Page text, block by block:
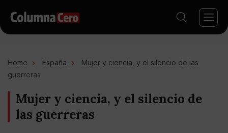
Home España
Mujer y ciencia, y el silencio de las
guerreras
Mujer y ciencia, y el silencio de
las guerreras